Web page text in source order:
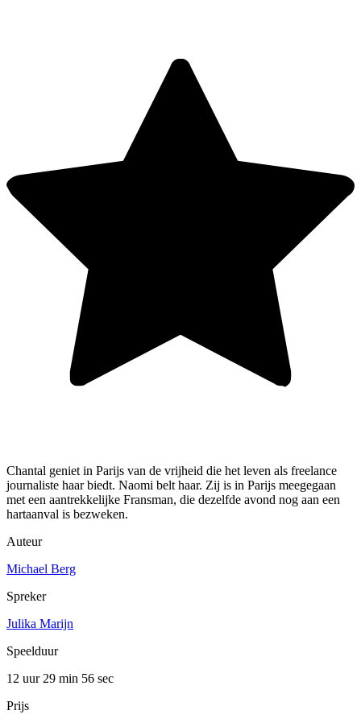
Chantal geniet in Parijs van de vrijheid die het leven als freelance
journaliste haar biedt. Naomi belt haar. Zij is in Parijs meegegaan
met een aantrekkelijke Fransman, die dezelfde avond nog aan een
hartaanval is bezweken.
Auteur
Michael Berg
Spreker
Julika Marijn
Speelduur
12 uur 29 min 56 sec
Prijs